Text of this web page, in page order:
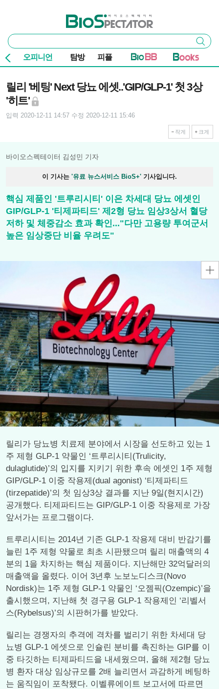
바이오스펙테이터
통
합
검
색
검색
오피니언 탐방 피플
릴리 '베팅' Next 당뇨 에셋..'GIP/GLP-1' 첫 3상
'히트'
입력 2020-12-11 14:57 수정 2020-12-11 15:46
작게 크게
바이오스펙테이터 김성민 기자
이 기사는 '유료 뉴스서비스 BioS+' 기사입니다.
핵심 제품인 '트루리시티' 이은 차세대 당뇨 에셋인
GIP/GLP-1 '티제파티드' 제2형 당뇨 임상3상서 혈당
저하 및 체중감소 효과 확인..."다만 고용량 투여군서
높은 임상중단 비율 우려도"
릴리가 당뇨병 치료제 분야에서 시장을 선도하고 있는 1
주 제형 GLP-1 약물인 ‘트루리시티(Trulicity,
dulaglutide)’의 입지를 지키기 위한 후속 에셋인 1주 제형
GIP/GLP-1 이중 작용제(dual agonist) ‘티제파티드
(tirzepatide)’의 첫 임상3상 결과를 지난 9일(현지시간)
공개했다. 티제파티드는 GIP/GLP-1 이중 작용제로 가장
앞서가는 프로그램이다.
트루리시티는 2014년 기존 GLP-1 작용제 대비 반감기를
늘린 1주 제형 약물로 최초 시판됐으며 릴리 매출액의 4
분의 1을 차지하는 핵심 제품이다. 지난해만 32억달러의
매출액을 올렸다. 이어 3년후 노보노디스크(Novo
Nordisk)는 1주 제형 GLP-1 약물인 ‘오젬픽(Ozempic)’을
출시했으며, 지난해 첫 경구용 GLP-1 작용제인 ‘리벨서
스(Rybelsus)’의 시판허가를 받았다.
릴리는 경쟁자의 추격에 격차를 벌리기 위한 차세대 당
뇨병 GLP-1 에셋으로 인슐린 분비를 촉진하는 GIP를 이
중 타깃하는 티제파티드을 내세웠으며, 올해 제2형 당뇨
병 환자 대상 임상규모를 2배 늘리면서 과감하게 베팅하
는 움직임이 포착됐다. 이벨류에이트 보고서에 따르면